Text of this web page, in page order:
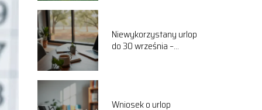
Niewykorzystany urlop
do 30 września –
Wniosek o urlop